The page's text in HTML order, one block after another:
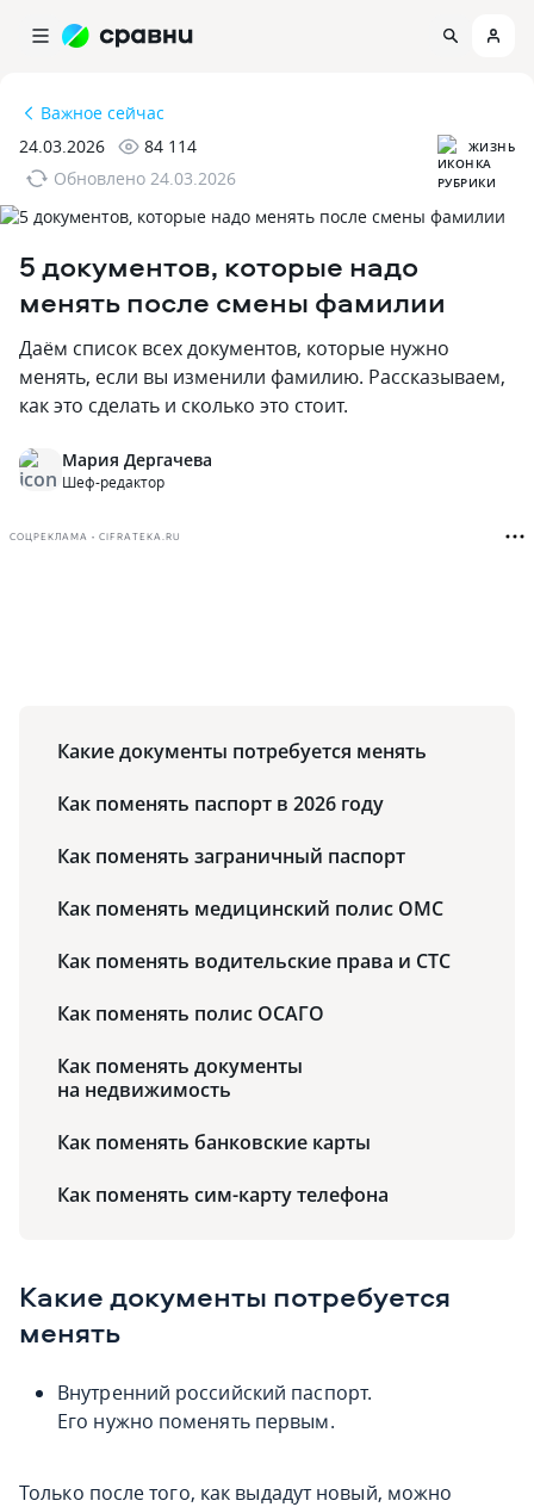
Важное сейчас
24.03.2026
84 114
Обновлено 24.03.2026
ЖИЗНЬ
5 документов‚ которые надо
менять после смены фамилии
Даём список всех документов‚ которые нужно
менять‚ если вы изменили фамилию. Рассказываем‚
как это сделать и сколько это стоит.
Мария Дергачева
Шеф-редактор
СОЦРЕКЛАМА • CIFRATEKA.RU
Какие документы потребуется менять
Как поменять паспорт в 2026 году
Как поменять заграничный паспорт
Как поменять медицинский полис ОМС
Как поменять водительские права и СТС
Как поменять полис ОСАГО
Как поменять документы
на недвижимость
Как поменять банковские карты
Как поменять сим-карту телефона
Какие документы потребуется
менять
Внутренний российский паспорт.
Его нужно поменять первым.
Только после того, как выдадут новый, можно